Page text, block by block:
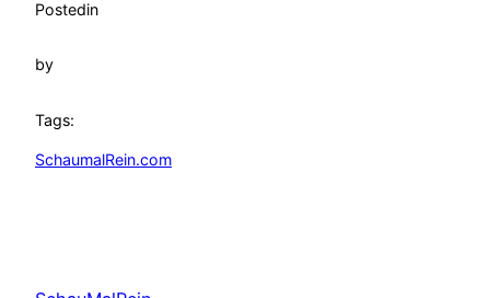
Postedin
by
Tags:
SchaumalRein.com